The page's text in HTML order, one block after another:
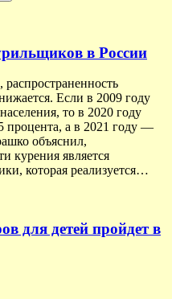
в России
Если в 2009 году
то в 2020 году
процента, а в 2021 году —
объяснил,
курения является
которая реализуется…
для детей пройдет в